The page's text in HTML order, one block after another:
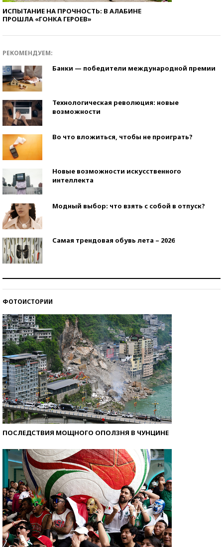
ИСПЫТАНИЕ НА ПРОЧНОСТЬ: В АЛАБИНЕ
ПРОШЛА «ГОНКА ГЕРОЕВ»
РЕКОМЕНДУЕМ:
Банки — победители международной премии
Технологическая революция: новые
возможности
Во что вложиться, чтобы не проиграть?
Новые возможности искусственного
интеллекта
Модный выбор: что взять с собой в отпуск?
Самая трендовая обувь лета – 2026
ФОТОИСТОРИИ
ПОСЛЕДСТВИЯ МОЩНОГО ОПОЛЗНЯ В ЧУНЦИНЕ